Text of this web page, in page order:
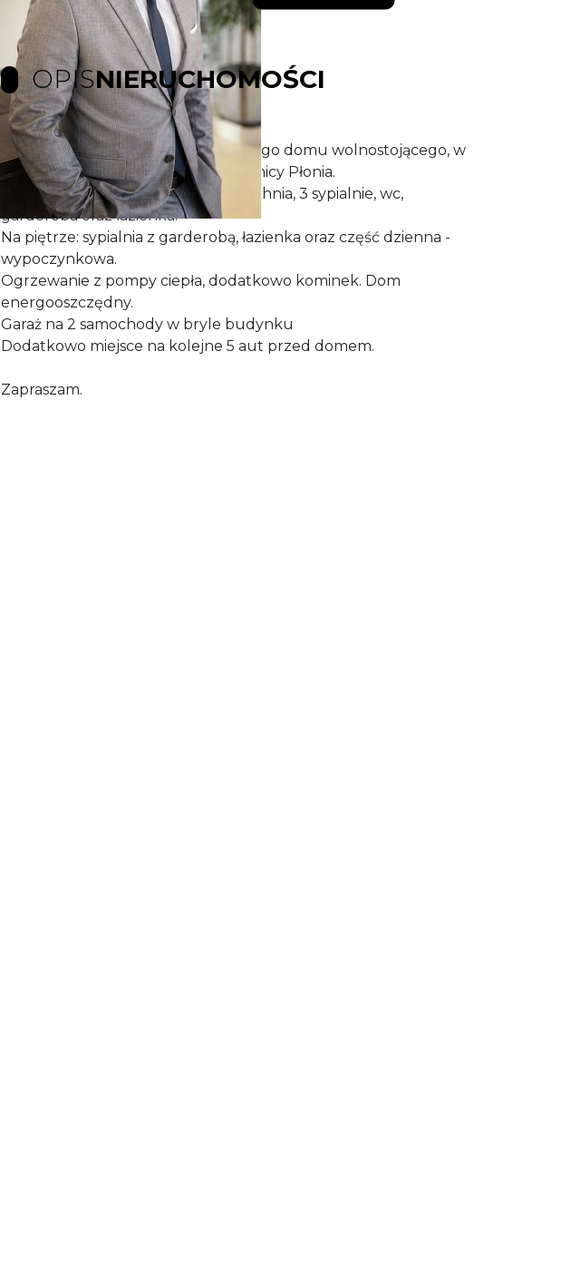
OPISNIERUCHOMOŚCI
Oferta sprzedaży bardzo atrakcyjnego domu wolnostojącego, w
Szczecinie, na prawobrzeżu w dzielnicy Płonia.
Na parterze: hol, salon dzienny , kuchnia, 3 sypialnie, wc,
garderoba oraz łazienka.
Na piętrze: sypialnia z garderobą, łazienka oraz część dzienna -
wypoczynkowa.
Ogrzewanie z pompy ciepła, dodatkowo kominek. Dom
energooszczędny.
Garaż na 2 samochody w bryle budynku
Dodatkowo miejsce na kolejne 5 aut przed domem.
Zapraszam.